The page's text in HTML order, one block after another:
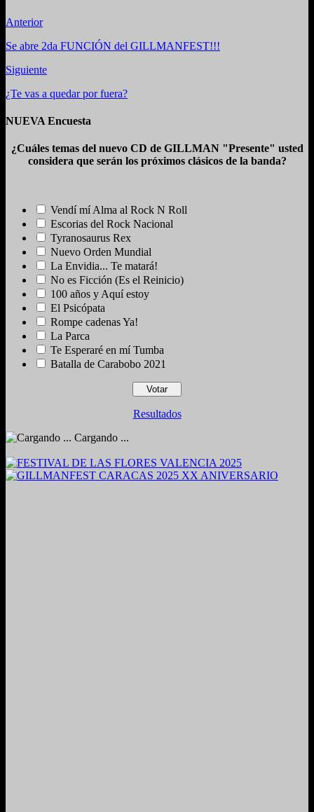
Anterior
Se abre 2da FUNCIÓN del GILLMANFEST!!!
Siguiente
¿Te vas a quedar por fuera?
NUEVA Encuesta
¿Cuáles temas del nuevo CD de GILLMAN "Presente" usted
considera que serán los próximos clásicos de la banda?
Vendí mí Alma al Rock N Roll
Escorias del Rock Nacional
Tyranosaurus Rex
Nuevo Orden Mundial
La Envidia... Te matará!
No es Ficción (Es el Reinicio)
100 años y Aquí estoy
El Psicópata
Rompe cadenas Ya!
La Parca
Te Esperaré en mí Tumba
Batalla de Carabobo 2021
Resultados
Cargando ...